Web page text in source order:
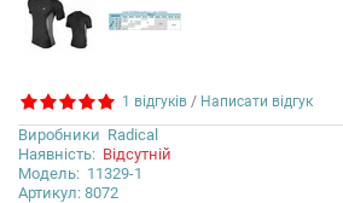
1 відгуків / Написати відгук
Виробники Radical
Наявність: Відсутній
Модель: 11329-1
Артикул: 8072